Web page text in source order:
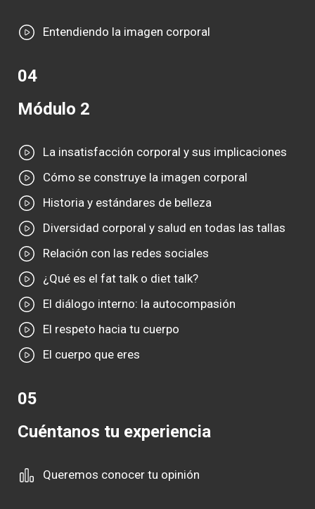
Entendiendo la imagen corporal
04
Módulo 2
La insatisfacción corporal y sus implicaciones
Cómo se construye la imagen corporal
Historia y estándares de belleza
Diversidad corporal y salud en todas las tallas
Relación con las redes sociales
¿Qué es el fat talk o diet talk?
El diálogo interno: la autocompasión
El respeto hacia tu cuerpo
El cuerpo que eres
05
Cuéntanos tu experiencia
Queremos conocer tu opinión